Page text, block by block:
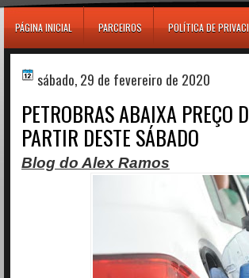
PÁGINA INICIAL PARCEIROS POLÍTICA DE
sábado, 29 de fevereiro de 2020
PETROBRAS ABAIXA PREÇO
PARTIR DESTE SÁBADO
Blog do Alex Ramos